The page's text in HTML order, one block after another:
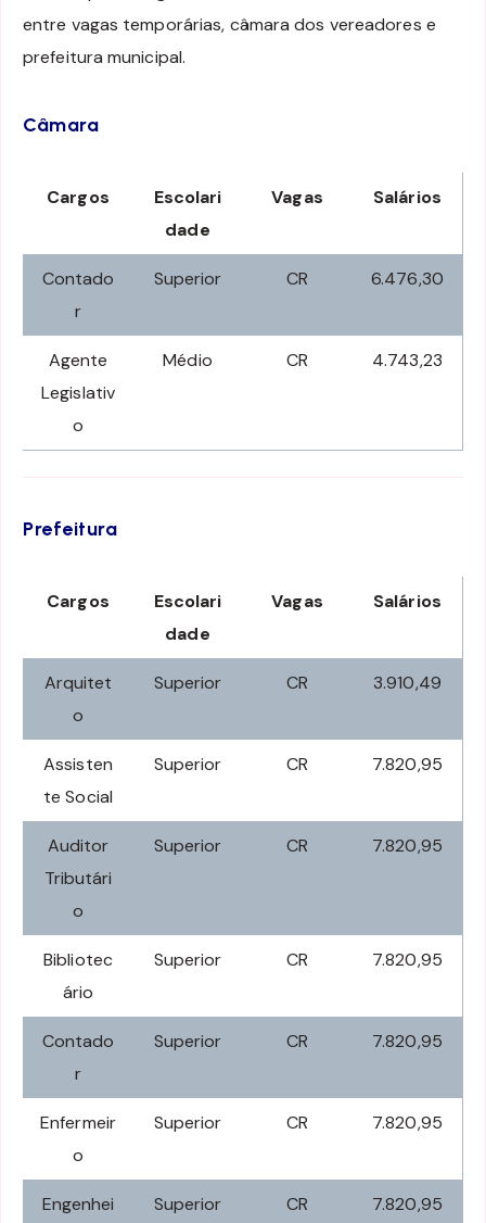
entre vagas temporárias, câmara dos vereadores e
prefeitura municipal.
Câmara
Cargos
Escolari
dade
Vagas Salários
Contado
r
Superior CR 6.476,30
Agente
Legislativ
o
Médio CR 4.743,23
Prefeitura
Cargos
Escolari
dade
Vagas Salários
Arquitet
o
Superior CR 3.910,49
Assisten
te Social
Superior CR 7.820,95
Auditor
Tributári
o
Superior CR 7.820,95
Bibliotec
ário
Superior CR 7.820,95
Contado
r
Superior CR 7.820,95
Enfermeir
o
Superior CR 7.820,95
Engenhei
Superior CR 7.820,95